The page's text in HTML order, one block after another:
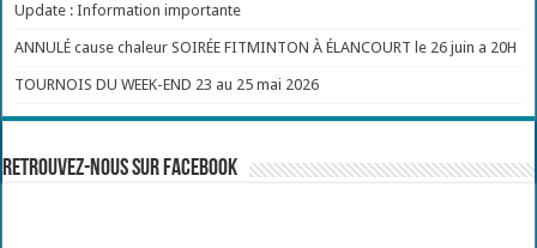
Update : Information importante
ANNULÉ cause chaleur SOIRÉE FITMINTON À ÉLANCOURT le 26 juin a 20H
TOURNOIS DU WEEK-END 23 au 25 mai 2026
Retrouvez-nous sur Facebook